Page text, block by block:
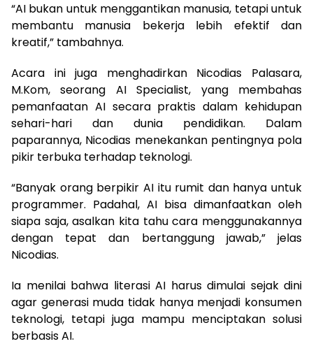
“AI bukan untuk menggantikan manusia, tetapi untuk
membantu manusia bekerja lebih efektif dan
kreatif,” tambahnya.
Acara ini juga menghadirkan Nicodias Palasara,
M.Kom, seorang AI Specialist, yang membahas
pemanfaatan AI secara praktis dalam kehidupan
sehari-hari dan dunia pendidikan. Dalam
paparannya, Nicodias menekankan pentingnya pola
pikir terbuka terhadap teknologi.
“Banyak orang berpikir AI itu rumit dan hanya untuk
programmer. Padahal, AI bisa dimanfaatkan oleh
siapa saja, asalkan kita tahu cara menggunakannya
dengan tepat dan bertanggung jawab,” jelas
Nicodias.
Ia menilai bahwa literasi AI harus dimulai sejak dini
agar generasi muda tidak hanya menjadi konsumen
teknologi, tetapi juga mampu menciptakan solusi
berbasis AI.